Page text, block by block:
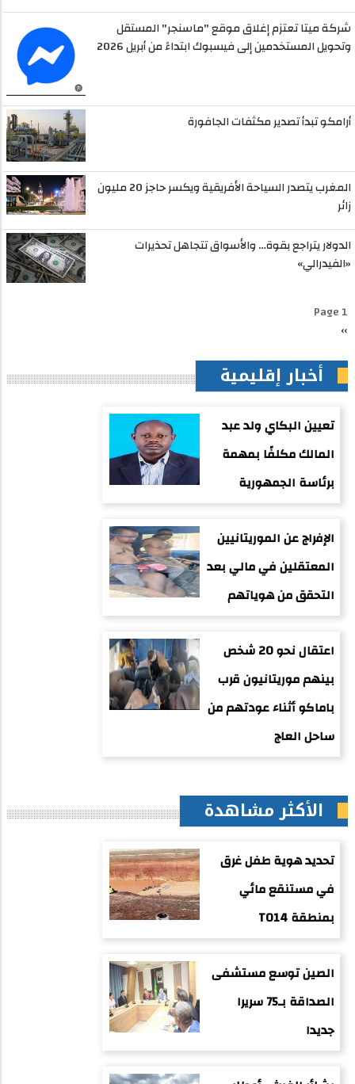
شركة ميتا تعتزم إغلاق موقع "ماسنجر" المستقل
وتحويل المستخدمين إلى فيسبوك ابتداءً من أبريل 2026
أرامكو تبدأ تصدير مكثفات الجافورة
المغرب يتصدر السياحة الأفريقية ويكسر حاجز 20 مليون
زائر
الدولار يتراجع بقوة… والأسواق تتجاهل تحذيرات
«الفيدرالي»
Pagination
Page 1
الصفحة
››
أخبار إقليمية
تعيين البكاي ولد عبد
المالك مكلفًا بمهمة
برئاسة الجمهورية
الإفراج عن الموريتانيين
المعتقلين في مالي بعد
التحقق من هوياتهم
اعتقال نحو 20 شخص
بينهم موريتانيون قرب
باماكو أثناء عودتهم من
ساحل العاج
الأكثر مشاهدة
تحديد هوية طفل غرق
في مستنقع مائي
بمنطقة TO14
الصين توسع مستشفى
الصداقة بـ75 سريرا
جديدا